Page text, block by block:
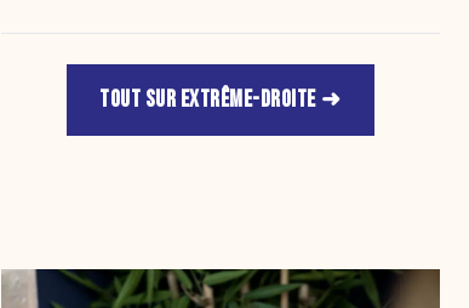
TOUT SUR EXTRÊME-DROITE